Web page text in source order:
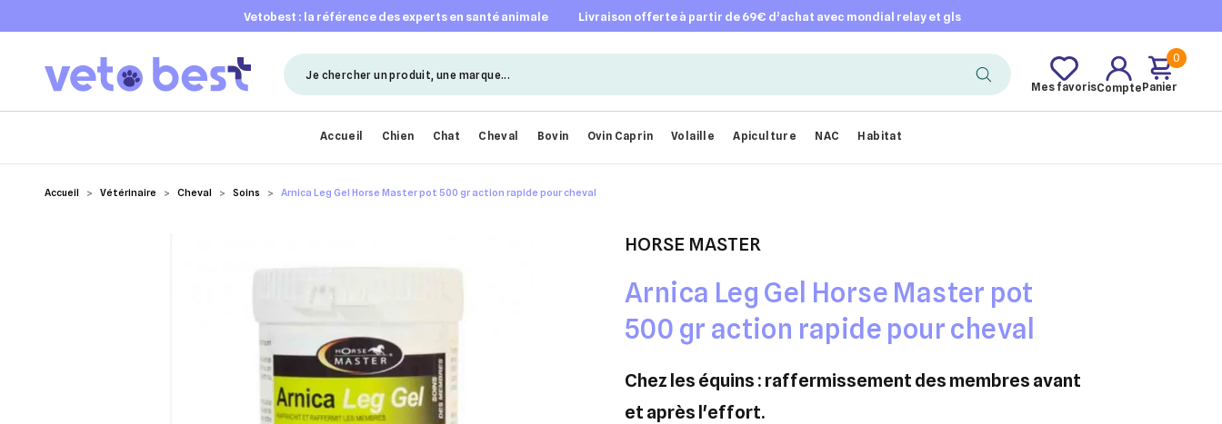
vetobest : la référence des experts en santé animale livraison offerte à partir de 69€ d’achat avec mondial relay et gls
Mes favorisCompte
0
Panier
Accueil Chien Chat Cheval Bovin Ovin Caprin Volaille Apiculture NAC Habitat
Accueil Vétérinaire Cheval Soins Arnica Leg Gel Horse Master pot 500 gr action rapide pour cheval
HORSE MASTER
Arnica Leg Gel Horse Master pot
500 gr action rapide pour cheval
chez les équins : raffermissement des membres avant
et après l'effort.